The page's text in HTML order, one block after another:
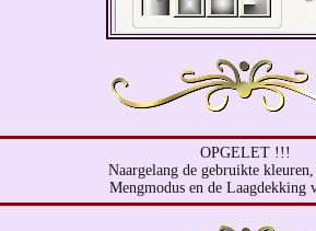
OPGELET !!!
Naargelang de gebruikte
Mengmodus en de Laagdekking